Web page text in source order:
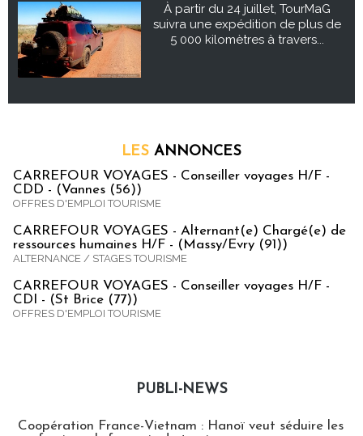
À partir du 24 juillet, TourMaG
suivra une expédition de plus de
5 000 kilomètres à travers...
LES ANNONCES
CARREFOUR VOYAGES - Conseiller voyages H/F -
CDD - (Vannes (56))
OFFRES D'EMPLOI TOURISME
CARREFOUR VOYAGES - Alternant(e) Chargé(e) de
ressources humaines H/F - (Massy/Evry (91))
ALTERNANCE / STAGES TOURISME
CARREFOUR VOYAGES - Conseiller voyages H/F -
CDI - (St Brice (77))
OFFRES D'EMPLOI TOURISME
PUBLI-NEWS
Coopération France-Vietnam : Hanoï veut séduire les